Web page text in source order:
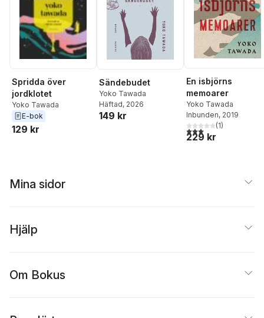
Spridda över
jordklotet
Yoko Tawada
E-bok
129 kr
Sändebudet
Yoko Tawada
Häftad, 2026
149 kr
En isbjörns
memoarer
Yoko Tawada
Inbunden, 2019
3,0utav 5 stjärnor.
(1)
229 kr
Mina sidor
Hjälp
Om Bokus